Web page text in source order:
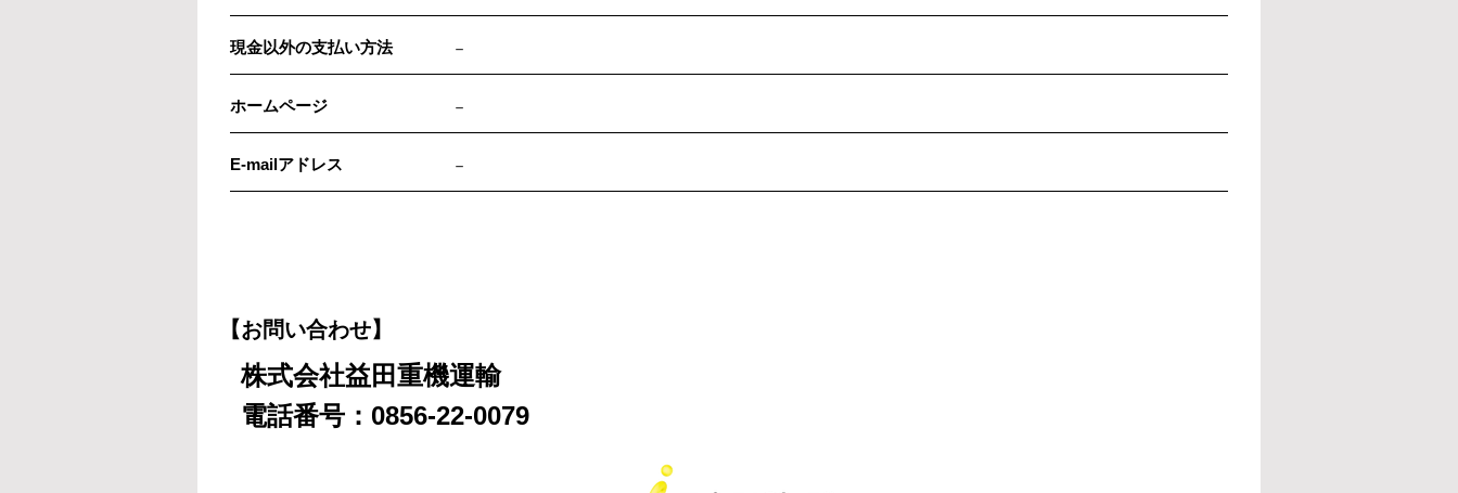
現金以外の支払い方法 －
ホームページ －
E-mailアドレス －
【お問い合わせ】
株式会社益田重機運輸
電話番号：0856-22-0079